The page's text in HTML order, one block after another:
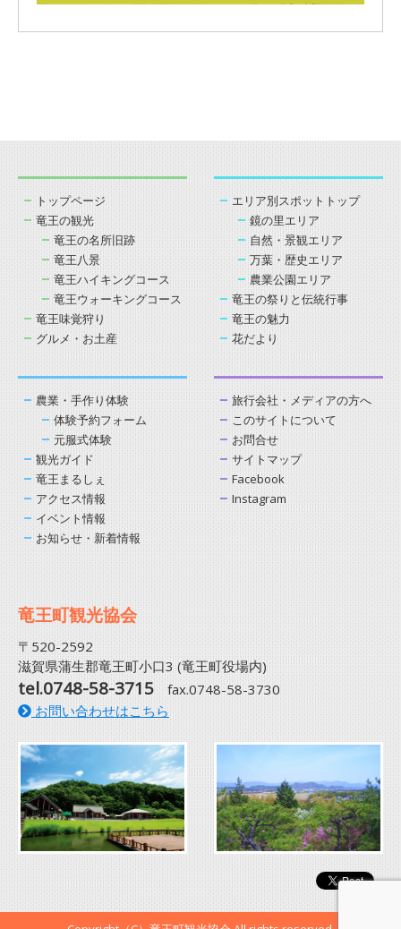
トップページ
竜王の観光
竜王の名所旧跡
竜王八景
竜王ハイキングコース
竜王ウォーキングコース
竜王味覚狩り
グルメ・お土産
エリア別スポットトップ
鏡の里エリア
自然・景観エリア
万葉・歴史エリア
農業公園エリア
竜王の祭りと伝統行事
竜王の魅力
花だより
農業・手作り体験
体験予約フォーム
元服式体験
観光ガイド
竜王まるしぇ
アクセス情報
イベント情報
お知らせ・新着情報
旅行会社・メディアの方へ
このサイトについて
お問合せ
サイトマップ
Facebook
Instagram
竜王町観光協会
〒520-2592
滋賀県蒲生郡竜王町小口3 (竜王町役場内)
tel.0748-58-3715 fax.0748-58-3730
お問い合わせはこちら